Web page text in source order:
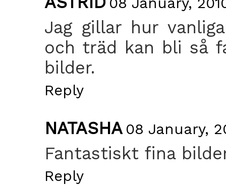
Jag gillar hur
och träd kan bli så
bilder.
Reply
NATASHA 08 January,
Fantastiskt fina
Reply